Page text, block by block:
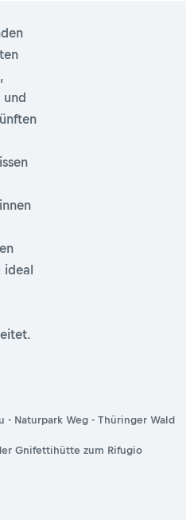
und
ideal
- Naturpark Weg - Thüringer Wald
Gnifettihütte zum Rifugio